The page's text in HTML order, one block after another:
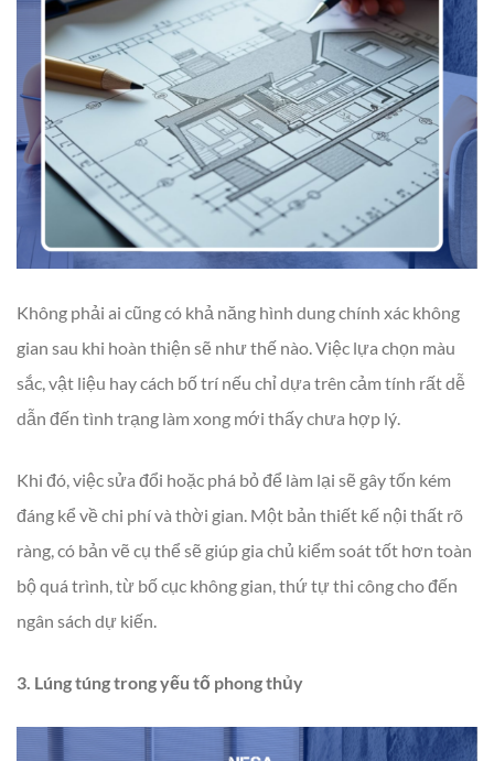
Không phải ai cũng có khả năng hình dung chính xác không
gian sau khi hoàn thiện sẽ như thế nào. Việc lựa chọn màu
sắc, vật liệu hay cách bố trí nếu chỉ dựa trên cảm tính rất dễ
dẫn đến tình trạng làm xong mới thấy chưa hợp lý.
Khi đó, việc sửa đổi hoặc phá bỏ để làm lại sẽ gây tốn kém
đáng kể về chi phí và thời gian. Một bản thiết kế nội thất rõ
ràng, có bản vẽ cụ thể sẽ giúp gia chủ kiểm soát tốt hơn toàn
bộ quá trình, từ bố cục không gian, thứ tự thi công cho đến
ngân sách dự kiến.
3. Lúng túng trong yếu tố phong thủy